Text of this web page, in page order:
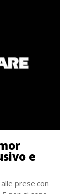
e
prese con